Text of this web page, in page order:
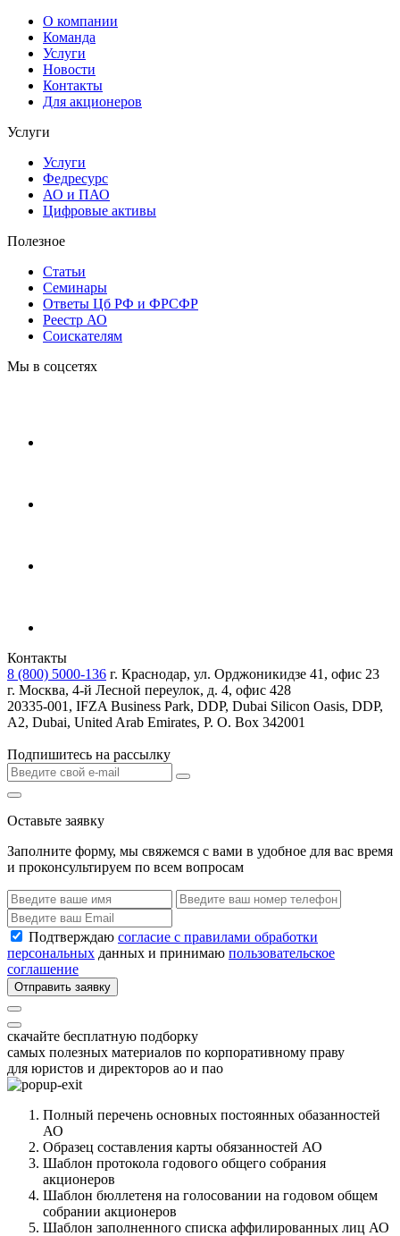
О компании
Команда
Услуги
Новости
Контакты
Для акционеров
Услуги
Услуги
Федресурс
АО и ПАО
Цифровые активы
Полезное
Статьи
Cеминары
Ответы Цб РФ и ФРСФР
Реестр АО
Соискателям
Мы в соцсетях
Контакты
8 (800) 5000-136 г. Краснодар, ул. Орджоникидзе 41, офис 23
г. Москва, 4-й Лесной переулок, д. 4, офис 428
20335-001, IFZA Business Park, DDP, Dubai Silicon Oasis, DDP,
A2, Dubai, United Arab Emirates, P. O. Box 342001
Подпишитесь на рассылку
Оставьте заявку
Заполните форму, мы свяжемся с вами в удобное для вас время
и проконсультируем по всем вопросам
Подтверждаю согласие с правилами обработки
персональных данных и принимаю пользовательское
соглашение
Отправить заявку
скачайте бесплатную подборку
самых полезных материалов по корпоративному праву
для юристов и директоров ао и пао
Полный перечень основных постоянных обазанностей
АО
Образец составления карты обязанностей АО
Шаблон протокола годового общего собрания
акционеров
Шаблон бюллетеня на голосовании на годовом общем
собрании акционеров
Шаблон заполненного списка аффилированных лиц АО